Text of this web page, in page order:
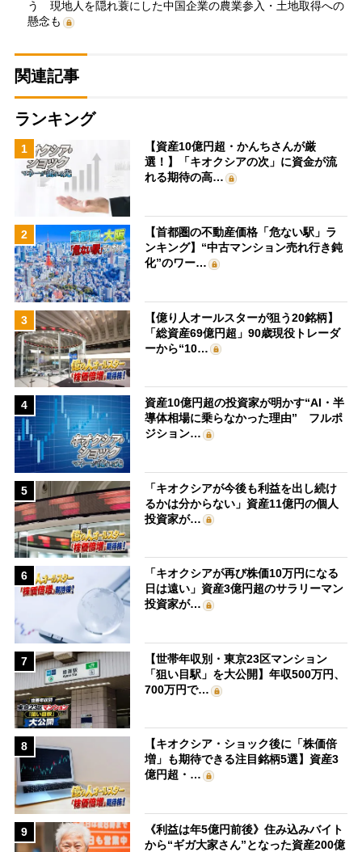
う 現地人を隠れ蓑にした中国企業の農業参入・土地取得への
懸念も
関連記事
ランキング
1
【資産10億円超・かんちさんが厳
選！】「キオクシアの次」に資金が流
れる期待の高…
2
【首都圏の不動産価格「危ない駅」ラ
ンキング】“中古マンション売れ行き鈍
化”のワー…
3
【億り人オールスターが狙う20銘柄】
「総資産69億円超」90歳現役トレーダ
ーから“10…
4
資産10億円超の投資家が明かす“AI・半
導体相場に乗らなかった理由” フルポ
ジション…
5
「キオクシアが今後も利益を出し続け
るかは分からない」資産11億円の個人
投資家が…
6
「キオクシアが再び株価10万円になる
日は遠い」資産3億円超のサラリーマン
投資家が…
7
【世帯年収別・東京23区マンション
「狙い目駅」を大公開】年収500万円、
700万円で…
8
【キオクシア・ショック後に「株価倍
増」も期待できる注目銘柄5選】資産3
億円超・…
9
《利益は年5億円前後》住み込みバイト
から“ギガ大家さん”となった資産200億